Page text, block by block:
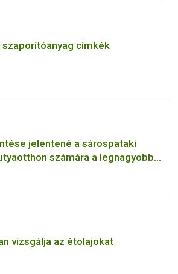
szaporítóanyag címkék
jelentené a sárospataki
számára a legnagyobb
vizsgálja az étolajokat